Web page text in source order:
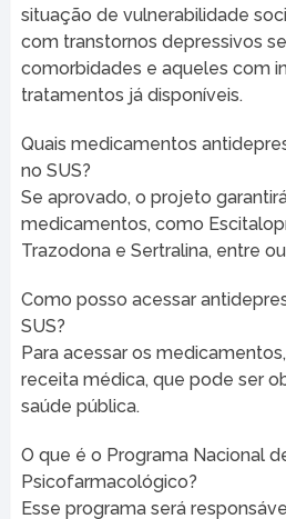
situação de vulnerabilidade
com transtornos depressivos
comorbidades e aqueles com
tratamentos já disponíveis.
Quais medicamentos
no SUS?
Se aprovado, o projeto
medicamentos, como
Trazodona e Sertralina, entre
Como posso acessar
SUS?
Para acessar os
receita médica, que pode ser
saúde pública.
O que é o Programa Nacional
Psicofarmacológico?
Esse programa será